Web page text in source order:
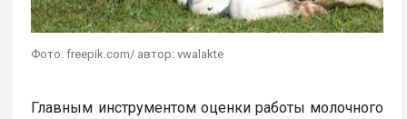
Фото: freepik.com/ автор: vwalakte
Главным инструментом оценки работы молочного